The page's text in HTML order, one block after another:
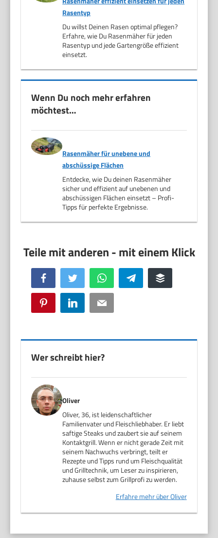
Rasentyp
Du willst Deinen Rasen optimal pflegen?
Erfahre, wie Du Rasenmäher für jeden
Rasentyp und jede Gartengröße effizient
einsetzt.
Wenn Du noch mehr erfahren
möchtest…
Rasenmäher für unebene und
abschüssige Flächen
Entdecke, wie Du deinen Rasenmäher
sicher und effizient auf unebenen und
abschüssigen Flächen einsetzt – Profi-
Tipps für perfekte Ergebnisse.
Facebook Twitter WhatsApp Telegram Buffer
Pinterest LinkedIn Email
Wer schreibt hier?
Oliver
Oliver, 36, ist leidenschaftlicher
Familienvater und Fleischliebhaber. Er liebt
saftige Steaks und zaubert sie auf seinem
Kontaktgrill. Wenn er nicht gerade Zeit mit
seinem Nachwuchs verbringt, teilt er
Rezepte und Tipps rund um Fleischqualität
und Grilltechnik, um Leser zu inspirieren,
zuhause selbst zum Grillprofi zu werden.
Erfahre mehr über Oliver